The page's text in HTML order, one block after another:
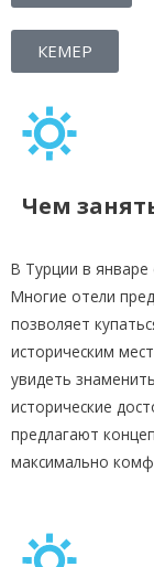
КЕМЕР
Чем
В Турции в
Многие отели
позволяет
историческим
увидеть
исторические
предлагают
максимально